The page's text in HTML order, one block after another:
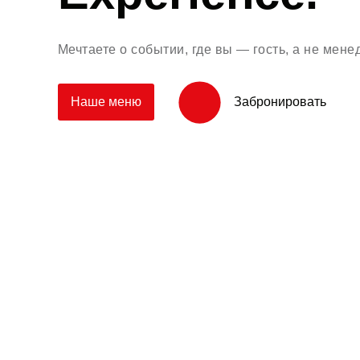
Мечтаете о событии, где вы — гость, а не
Наше меню Забронировать